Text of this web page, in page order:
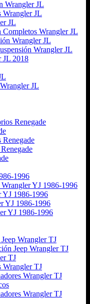
Wrangler JL
Wrangler JL
JL
Completos Wrangler JL
Wrangler JL
Wrangler JL
JL 2018
JL
Renegade
Renegade
1996
YJ 1986-1996
YJ 1986-1996
YJ 1986-1996
YJ 1986-1996
Wrangler TJ
Jeep Wrangler TJ
TJ
Wrangler TJ
Wrangler TJ
Wrangler TJ